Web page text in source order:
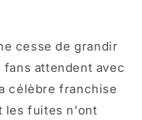
cesse de grandir
attendent avec
célèbre franchise
les fuites n'ont